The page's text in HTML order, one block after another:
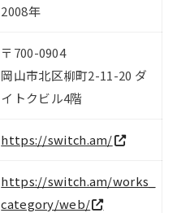
2008年
〒700-0904
岡山市北区柳町2-11-20 ダ
イトクビル4階
https://switch.am/
https://switch.am/works_
category/web/